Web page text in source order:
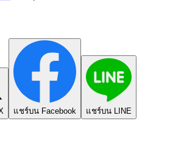
แชร์บน Facebook แชร์บน LINE